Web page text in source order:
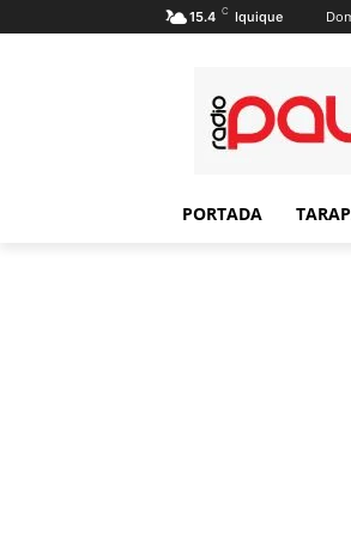
15.4 C Iquique
PORTADA